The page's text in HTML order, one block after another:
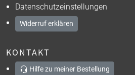
Datenschutzeinstellungen
Widerruf erklären
KONTAKT
Hilfe zu meiner Bestellung